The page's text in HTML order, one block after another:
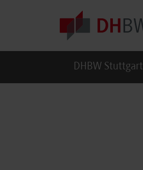
DHBW Stuttgart